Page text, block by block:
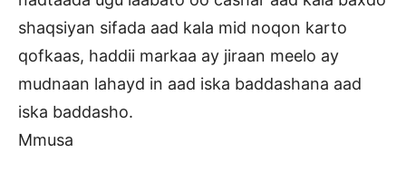
shaqsiyan sifada aad kala mid noqon karto
qofkaas, haddii markaa ay jiraan meelo ay
mudnaan lahayd in aad iska baddashana aad
iska baddasho.
Mmusa